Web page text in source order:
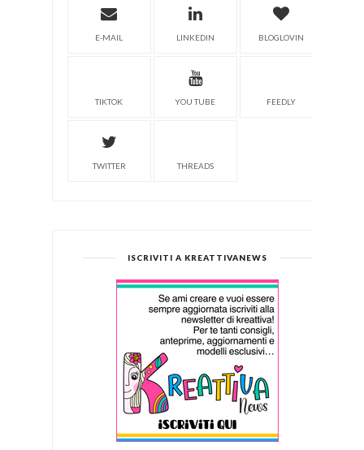
E-MAIL LINKEDIN BLOGLOVIN
TIKTOK YOU TUBE FEEDLY
TWITTER THREADS
ISCRIVITI A KREATTIVANEWS